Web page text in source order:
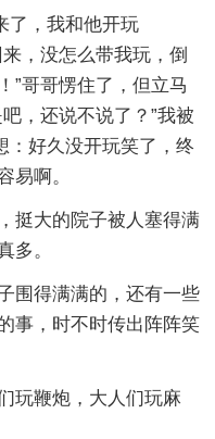
了，我和他开玩
，没怎么带我玩，倒
”哥哥愣住了，但立马
，还说不说了？”我被
：好久没开玩笑了，终
易啊。
挺大的院子被人塞得满
多。
围得满满的，还有一些
事，时不时传出阵阵笑
玩鞭炮，大人们玩麻